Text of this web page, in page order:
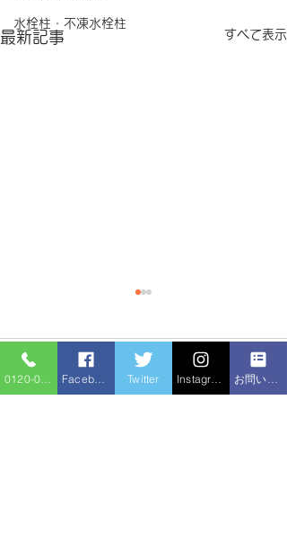
水栓柱・不凍水栓柱
最新記事 すべて表示
コメント
Twitter